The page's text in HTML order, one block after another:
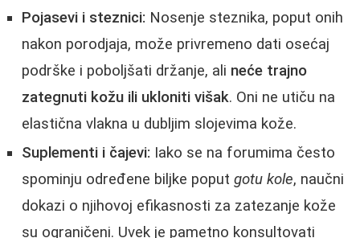
Pojasevi i steznici: Nosenje steznika, poput onih
nakon porodjaja, može privremeno dati osećaj
podrške i poboljšati držanje, ali neće trajno
zategnuti kožu ili ukloniti višak. Oni ne utiču na
elastična vlakna u dubljim slojevima kože.
Suplementi i čajevi: Iako se na forumima često
spominju određene biljke poput gotu kole, naučni
dokazi o njihovoj efikasnosti za zatezanje kože
su ograničeni. Uvek je pametno konsultovati